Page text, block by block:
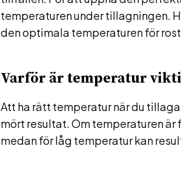
temperaturen under tillagningen.
den optimala temperaturen för
Varför är temperatur
Att ha rätt temperatur när du
mört resultat. Om temperaturen
medan för låg temperatur kan